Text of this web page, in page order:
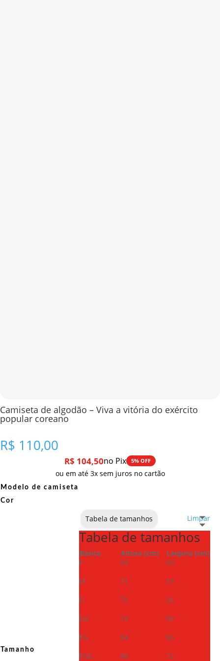
Camiseta de algodão – Viva a vitória do exército
popular coreano
R$ 110,00
R$ 104,50no Pix 5% OFF
ou em até 3x sem juros no cartão
Modelo de camiseta
Cor
Tamanho
Limpar
Tabela de tamanhos
Tabela de tamanhos
Básica Altura (cm)
Largura (cm)
P
69
50
M
71
53
G
72
56
GG
74
59
EG
84
66
EGG
86
72